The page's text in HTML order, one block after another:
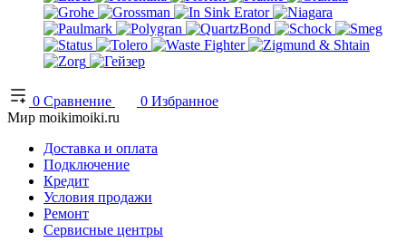
0 Сравнение 0 Избранное
Мир moikimoiki.ru
Доставка и оплата
Подключение
Кредит
Условия продажи
Ремонт
Сервисные центры